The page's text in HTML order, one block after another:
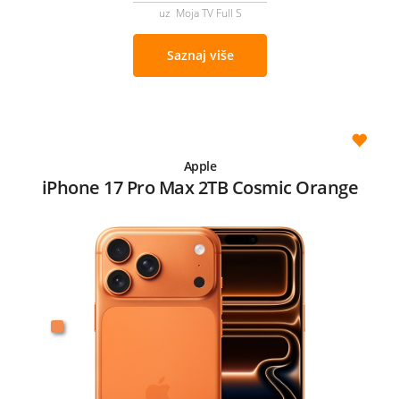
uz Moja TV Full S
Saznaj više
Apple
iPhone 17 Pro Max 2TB Cosmic Orange